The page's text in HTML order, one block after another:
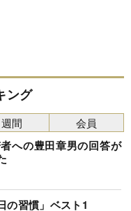
ング
への豊田章男の回答が
の習慣」ベスト1
週間 会員